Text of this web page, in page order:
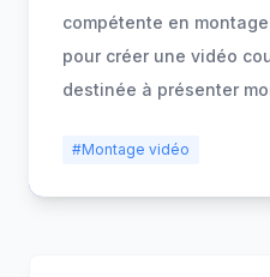
compétente en
pour créer une vidéo
destinée à présenter
#Montage vidéo